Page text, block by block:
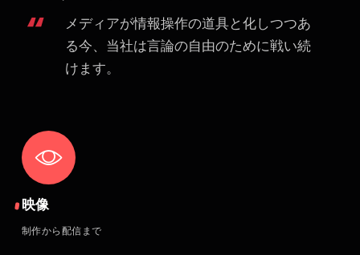
メディアが情報操作の道具と化しつつあ
る今、当社は言論の自由のために戦い続
けます。
映像
制作から配信まで